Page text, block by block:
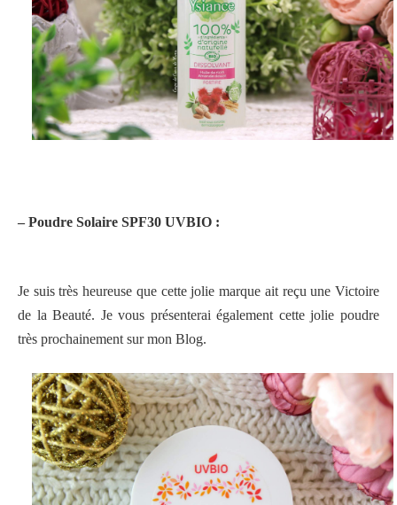
– Poudre Solaire SPF30 UVBIO :
Je suis très heureuse que cette jolie marque ait reçu une Victoire
de la Beauté. Je vous présenterai également cette jolie poudre
très prochainement sur mon Blog.